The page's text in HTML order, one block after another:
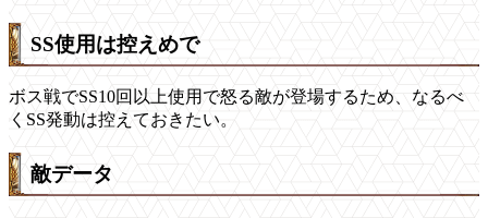
SS使用は控えめで
ボス戦でSS10回以上使用で怒る敵が登場するため、なるべ
くSS発動は控えておきたい。
敵データ